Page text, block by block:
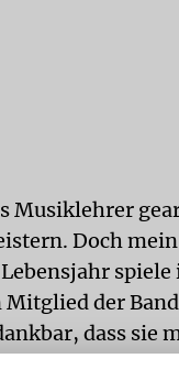
Musiklehrer
Doch
spiele
Mitglied der
dass sie